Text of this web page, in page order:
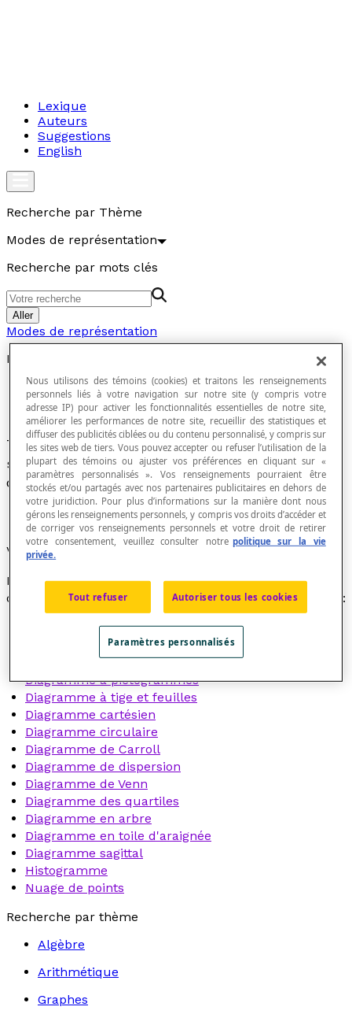
Lexique
Auteurs
Suggestions
English
Recherche par Thème
Modes de représentation
Recherche par mots clés
Aller
Modes de représentation
Diagramme
Terme général qui désigne une représentation
schématique, visuelle, d'un ensemble de
données ou d'un ou de plusieurs phénomènes.
Voir aussi :
Parmi les diagrammes les plus fréquemment utilisés
dans l'enseignement primaire et secondaire, on trouve :
Diagramme à bandes
Diagramme à bâtons
Diagramme à ligne brisée
Diagramme à pictogrammes
Diagramme à tige et feuilles
Diagramme cartésien
Diagramme circulaire
Diagramme de Carroll
Diagramme de dispersion
Diagramme de Venn
Diagramme des quartiles
Diagramme en arbre
Diagramme en toile d'araignée
Diagramme sagittal
Histogramme
Nuage de points
Recherche par thème
Algèbre
Arithmétique
Graphes
Nous utilisons des témoins (cookies) et traitons les renseignements
personnels liés à votre navigation sur notre site (y compris votre
adresse IP) pour activer les fonctionnalités essentielles de notre site,
améliorer les performances de notre site, recueillir des statistiques et
diffuser des publicités ciblées ou du contenu personnalisé, y compris sur
les sites web de tiers. Vous pouvez accepter ou refuser l’utilisation de la
plupart des témoins ou ajuster vos préférences en cliquant sur «
paramètres personnalisés ». Vos renseignements pourraient être
stockés et/ou partagés avec nos partenaires publicitaires en dehors de
votre juridiction. Pour plus d’informations sur la manière dont nous
gérons les renseignements personnels, y compris vos droits d’accéder et
de corriger vos renseignements personnels et votre droit de retirer
votre consentement, veuillez consulter notre politique sur la vie
privée.
Tout refuser Autoriser tous les cookies
Paramètres personnalisés